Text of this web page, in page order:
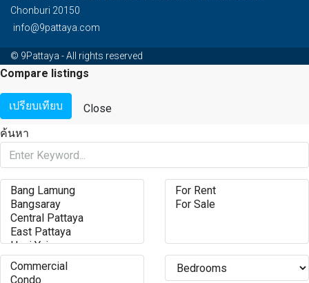
Chonburi 20150
info@9pattaya.com
© 9Pattaya - All rights reserved
Compare listings
เปรียบเทียบ
Close
ค้นหา